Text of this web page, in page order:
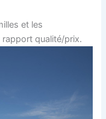
et les
qualité/prix.